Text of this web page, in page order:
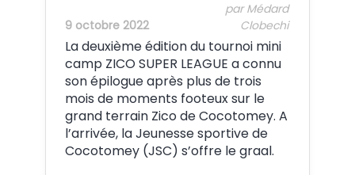
9 octobre 2022
par Médard
Clobechi
La deuxième édition du tournoi mini
camp ZICO SUPER LEAGUE a connu
son épilogue après plus de trois
mois de moments footeux sur le
grand terrain Zico de Cocotomey. A
l’arrivée, la Jeunesse sportive de
Cocotomey (JSC) s’offre le graal.